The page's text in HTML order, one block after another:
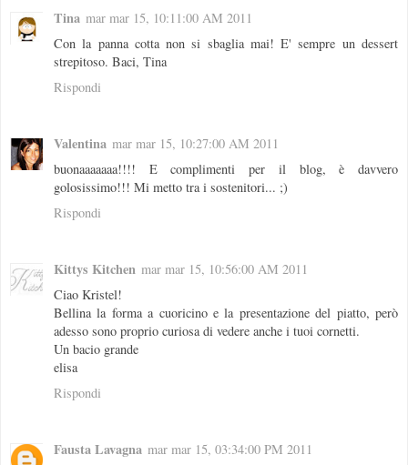
Tina mar mar 15, 10:11:00 AM 2011
Con la panna cotta non si sbaglia mai! E' sempre un dessert
strepitoso. Baci, Tina
Rispondi
Valentina mar mar 15, 10:27:00 AM 2011
buonaaaaaaa!!!! E complimenti per il blog, è davvero
golosissimo!!! Mi metto tra i sostenitori... ;)
Rispondi
Kittys Kitchen mar mar 15, 10:56:00 AM 2011
Ciao Kristel!
Bellina la forma a cuoricino e la presentazione del piatto, però
adesso sono proprio curiosa di vedere anche i tuoi cornetti.
Un bacio grande
elisa
Rispondi
Fausta Lavagna mar mar 15, 03:34:00 PM 2011